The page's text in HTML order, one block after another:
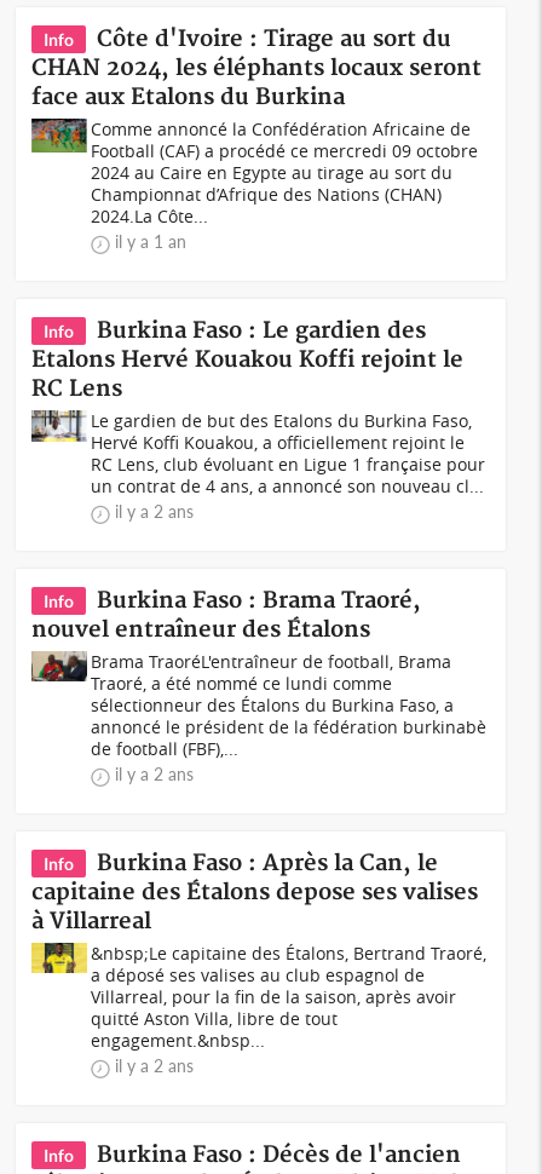
Info
Côte d'Ivoire : Tirage au sort du
CHAN 2024, les éléphants locaux seront
face aux Etalons du Burkina
Comme annoncé la Confédération Africaine de
Football (CAF) a procédé ce mercredi 09 octobre
2024 au Caire en Egypte au tirage au sort du
Championnat d’Afrique des Nations (CHAN)
2024.La Côte...
il y a 1 an
Info
Burkina Faso : Le gardien des
Etalons Hervé Kouakou Koffi rejoint le
RC Lens
Le gardien de but des Etalons du Burkina Faso,
Hervé Koffi Kouakou, a officiellement rejoint le
RC Lens, club évoluant en Ligue 1 française pour
un contrat de 4 ans, a annoncé son nouveau cl...
il y a 2 ans
Info
Burkina Faso : Brama Traoré,
nouvel entraîneur des Étalons
Brama TraoréL'entraîneur de football, Brama
Traoré, a été nommé ce lundi comme
sélectionneur des Étalons du Burkina Faso, a
annoncé le président de la fédération burkinabè
de football (FBF),...
il y a 2 ans
Info
Burkina Faso : Après la Can, le
capitaine des Étalons depose ses valises
à Villarreal
&nbsp;Le capitaine des Étalons, Bertrand Traoré,
a déposé ses valises au club espagnol de
Villarreal, pour la fin de la saison, après avoir
quitté Aston Villa, libre de tout
engagement.&nbsp...
il y a 2 ans
Info
Burkina Faso : Décès de l'ancien